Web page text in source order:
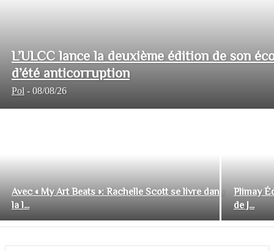
L’ULCC lance la deuxième édition de son
d’été anticorruption
Pol - 08/08/26
Avec « My Art Beats »: Rachelle Scott se livre dans
la l...
Plimay
de J...